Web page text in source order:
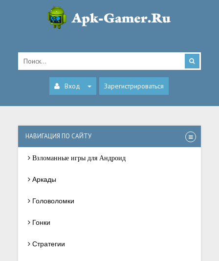
Вход Зарегистрироваться
НАВИГАЦИЯ ПО САЙТУ
Взломанные игры для Андроид
Аркады
Головоломки
Гонки
Стратегии